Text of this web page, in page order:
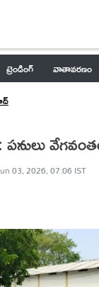
ట్రెండింగ్ వాతావరణం
పనులు
03, 2026, 07:06 IST